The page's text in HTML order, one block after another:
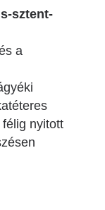
sztent-
a
nyitott